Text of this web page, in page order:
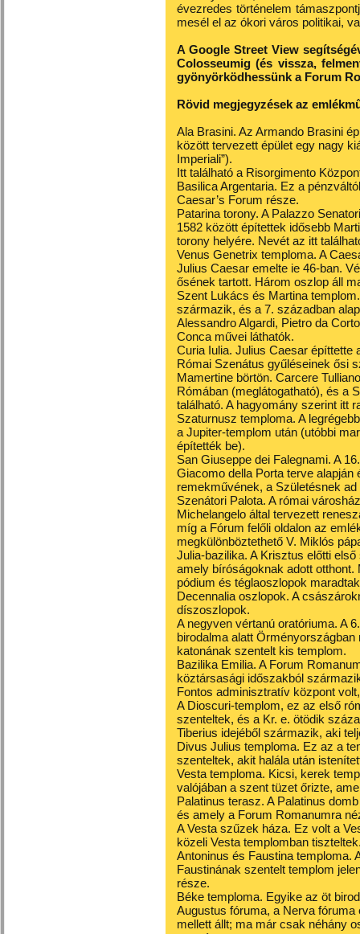
évezredes történelem
mesél el az ókori város politikai,
A Google Street View
Colosseumig (és vissza,
gyönyörködhessünk a Forum
Rövid megjegyzések az
Ala Brasini. Az Armando Brasini
között tervezett épület egy nagy
Imperiali”).
Itt található a Risorgimento
Basilica Argentaria. Ez a
Caesar’s Forum része.
Patarina torony. A Palazzo
1582 között építettek idősebb
torony helyére. Nevét az itt
Venus Genetrix temploma. A
Julius Caesar emelte ie 46-ban.
ősének tartott. Három oszlop áll
Szent Lukács és Martina
származik, és a 7. században
Alessandro Algardi, Pietro da
Conca művei láthatók.
Curia Iulia. Julius Caesar építtette
Római Szenátus gyűléseinek ősi
Mamertine börtön. Carcere
Rómában (meglátogatható), és a
található. A hagyomány szerint itt
Szaturnusz temploma. A
a Jupiter-templom után (utóbbi
építették be).
San Giuseppe dei Falegnami. A
Giacomo della Porta terve alapján
remekművének, a Születésnek ad
Szenátori Palota. A római
Michelangelo által tervezett
míg a Fórum felőli oldalon az
megkülönböztethető V. Miklós
Julia-bazilika. A Krisztus előtti
amely bíróságoknak adott
pódium és téglaoszlopok
Decennalia oszlopok. A
díszoszlopok.
A negyven vértanú oratóriuma. A
birodalma alatt
katonának szentelt kis templom.
Bazilika Emilia. A Forum
köztársasági időszakból
Fontos adminisztratív központ
A Dioscuri-templom, ez az első
szenteltek, és a Kr. e. ötödik
Tiberius idejéből származik, aki
Divus Julius temploma. Ez az a
szenteltek, akit halála után
Vesta temploma. Kicsi, kerek
valójában a szent tüzet őrizte,
Palatinus terasz. A Palatinus
és amely a Forum Romanumra
A Vesta szűzek háza. Ez volt a
közeli Vesta templomban
Antoninus és Faustina temploma.
Faustinának szentelt templom
része.
Béke temploma. Egyike az öt
Augustus fóruma, a Nerva
mellett állt; ma már csak néhány